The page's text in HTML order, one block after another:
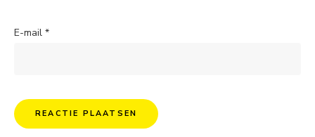
E-mail *